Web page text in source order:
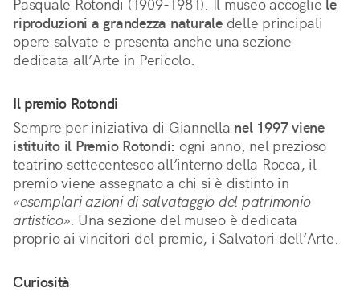
Pasquale Rotondi (1909-1981). Il museo accoglie le
riproduzioni a grandezza naturaledelle principali
opere salvate e presenta anche una sezione
dedicata all’Arte in Pericolo.
Il premio Rotondi
Sempre per iniziativa di Giannella nel 1997 viene
istituito il Premio Rotondi: ogni anno, nel prezioso
teatrino settecentesco all’interno della Rocca, il
premio viene assegnato a chi si è distinto in
«esemplari azioni di salvataggio del patrimonio
artistico». Una sezione del museo è dedicata
proprio ai vincitori del premio, i Salvatori dell’Arte.
Curiosità